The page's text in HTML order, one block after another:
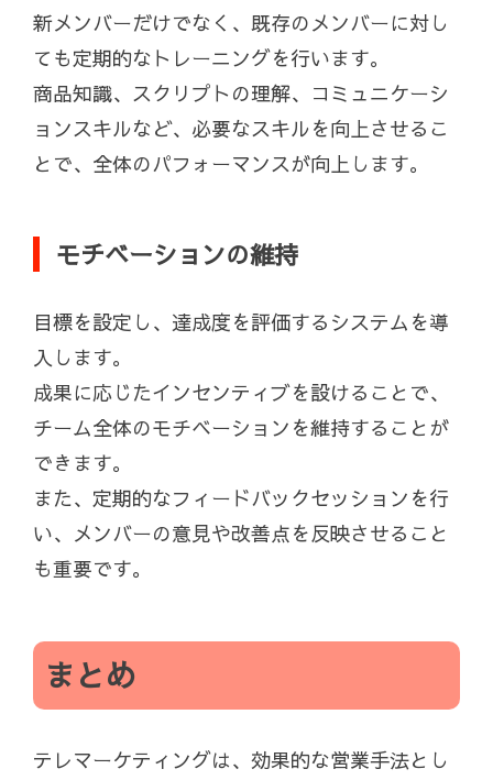
新メンバーだけでなく、既存のメンバーに対し
ても定期的なトレーニングを行います。
商品知識、スクリプトの理解、コミュニケーシ
ョンスキルなど、必要なスキルを向上させるこ
とで、全体のパフォーマンスが向上します。
モチベーションの維持
目標を設定し、達成度を評価するシステムを導
入します。
成果に応じたインセンティブを設けることで、
チーム全体のモチベーションを維持することが
できます。
また、定期的なフィードバックセッションを行
い、メンバーの意見や改善点を反映させること
も重要です。
まとめ
テレマーケティングは、効果的な営業手法とし